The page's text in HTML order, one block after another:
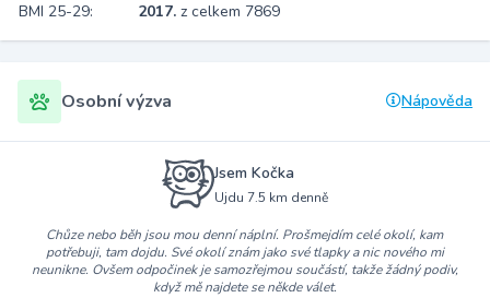
BMI 25-29:
2017. z celkem 7869
Osobní výzva Nápověda
Jsem Kočka
Ujdu 7.5 km denně
Chůze nebo běh jsou mou denní náplní. Prošmejdím celé okolí, kam
potřebuji, tam dojdu. Své okolí znám jako své tlapky a nic nového mi
neunikne. Ovšem odpočinek je samozřejmou součástí, takže žádný podiv,
když mě najdete se někde válet.